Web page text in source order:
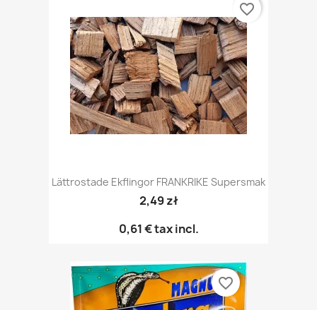
Lättrostade Ekflingor FRANKRIKE Supersmak
2,49 zł
0,61 €tax incl.
favorite_border
favorite_border